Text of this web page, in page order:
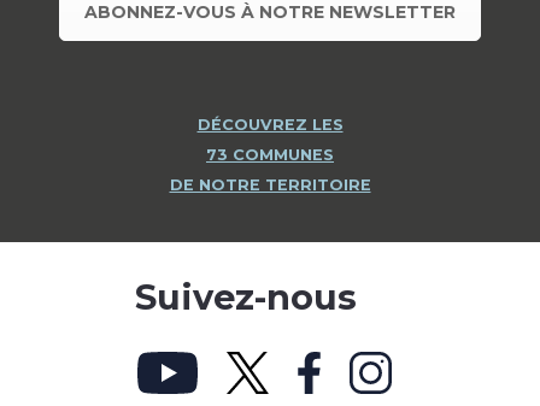
ABONNEZ-VOUS À NOTRE NEWSLETTER
DÉCOUVREZ LES
73 COMMUNES
DE NOTRE TERRITOIRE
Suivez-nous